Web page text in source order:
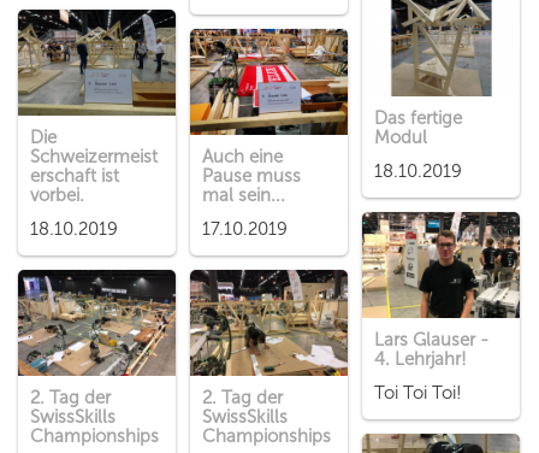
Das fertige
Modul
18.10.2019
Die
Schweizermeist
erschaft ist
vorbei.
18.10.2019
Auch eine
Pause muss
mal sein...
17.10.2019
Lars Glauser -
4. Lehrjahr!
Toi Toi Toi!
2. Tag der
SwissSkills
Championships
2. Tag der
SwissSkills
Championships